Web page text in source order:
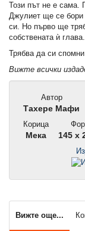
Този път не е сама.
Джулиет ще се бори
си. Но първо ще
собствената ѝ глава.
Трябва да си
Вижте всички
Автор
Тахере Мафи
Корица
Мека
145 x
Вижте още...